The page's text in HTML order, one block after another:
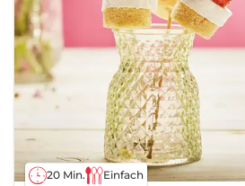
20 Min. Einfach